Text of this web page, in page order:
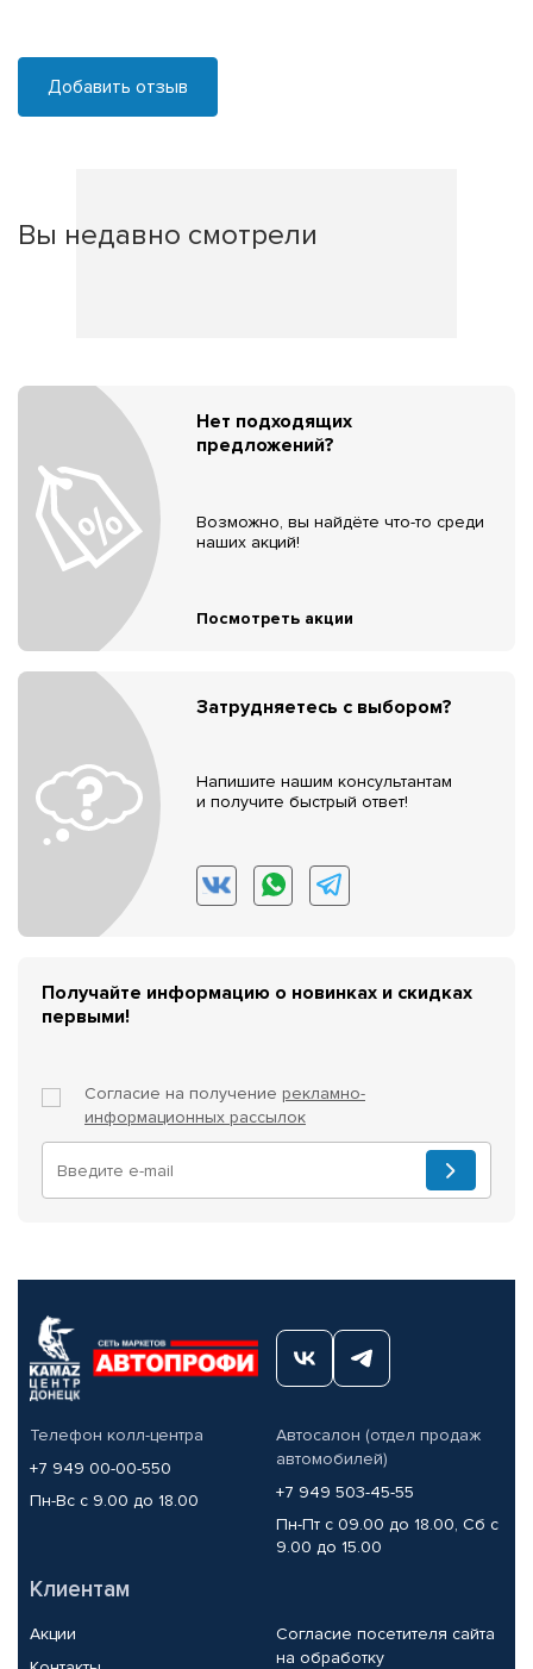
Добавить отзыв
Вы недавно смотрели
Нет подходящих
предложений?
Возможно, вы найдёте что-то среди
наших акций!
Посмотреть акции
Затрудняетесь с выбором?
Напишите нашим консультантам
и получите быстрый ответ!
Получайте информацию о новинках и скидках
первыми!
Согласие на получение рекламно-
информационных рассылок
Телефон колл-центра
+7 949 00-00-550
Пн-Вс с 9.00 до 18.00
Автосалон (отдел продаж
автомобилей)
+7 949 503-45-55
Пн-Пт с 09.00 до 18.00, Сб с
9.00 до 15.00
Клиентам
Акции
Согласие посетителя сайта
на обработку